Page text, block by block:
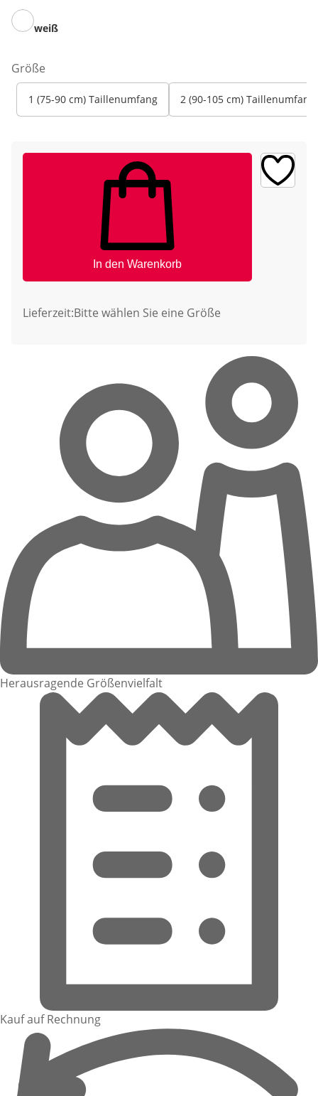
weiß
Größe
1 (75-90 cm) Taillenumfang 2 (90-105 cm) Taillenumfang
In den Warenkorb
Lieferzeit:Bitte wählen Sie eine Größe
Herausragende Größenvielfalt
Kauf auf Rechnung